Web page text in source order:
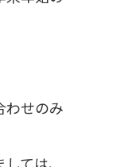
わせのみ
ては、